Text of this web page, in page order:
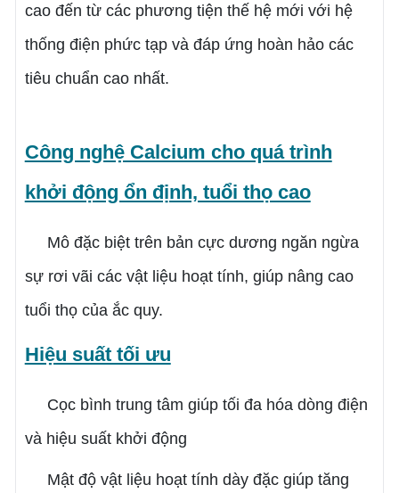
cao đến từ các phương tiện thế hệ mới với hệ
thống điện phức tạp và đáp ứng hoàn hảo các
tiêu chuẩn cao nhất.
Công nghệ Calcium cho quá trình
khởi động ổn định, tuổi thọ cao
Mô đặc biệt trên bản cực dương ngăn ngừa
sự rơi vãi các vật liệu hoạt tính, giúp nâng cao
tuổi thọ của ắc quy.
Hiệu suất tối ưu
Cọc bình trung tâm giúp tối đa hóa dòng điện
và hiệu suất khởi động
Mật độ vật liệu hoạt tính dày đặc giúp tăng